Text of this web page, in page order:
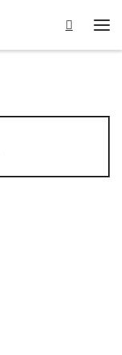
Search